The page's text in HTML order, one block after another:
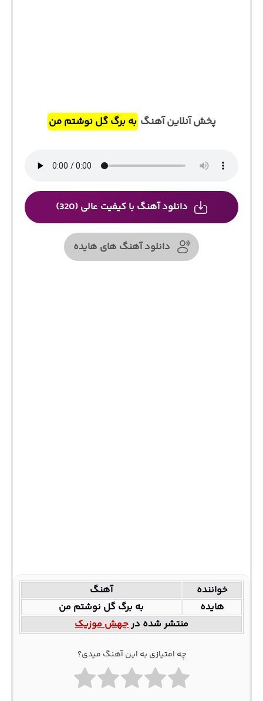
پخش آنلاین آهنگ به برگ گل نوشتم من
دانلود آهنگ با کیفیت عالی (320)
دانلود آهنگ های هایده
خواننده
آهنگ
هایده
به برگ گل نوشتم من
منتشر شده درجهش موزیک
چه امتیازی به این آهنگ میدی؟